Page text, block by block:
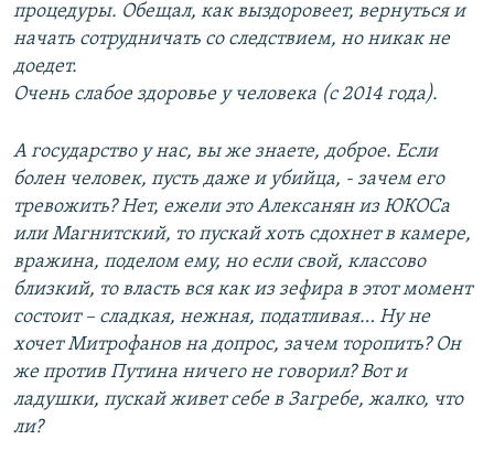
процедуры. Обещал, как выздоровеет, вернуться и
начать сотрудничать со следствием, но никак не
доедет.
Очень слабое здоровье у человека (с 2014 года).
А государство у нас, вы же знаете, доброе. Если
болен человек, пусть даже и убийца, - зачем его
тревожить? Нет, ежели это Алексанян из ЮКОСа
или Магнитский, то пускай хоть сдохнет в камере,
вражина, поделом ему, но если свой, классово
близкий, то власть вся как из зефира в этот момент
состоит – сладкая, нежная, податливая… Ну не
хочет Митрофанов на допрос, зачем торопить? Он
же против Путина ничего не говорил? Вот и
ладушки, пускай живет себе в Загребе, жалко, что
ли?